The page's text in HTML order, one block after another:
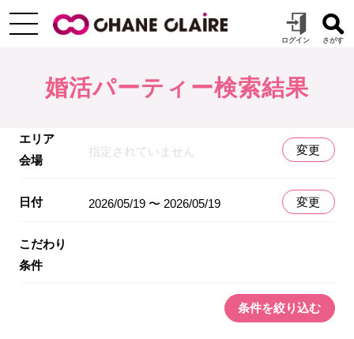
婚活パーティー検索結果
エリア
会場
指定されていません 変更
日付 2026/05/19 〜 2026/05/19 変更
こだわり
条件
条件を絞り込む